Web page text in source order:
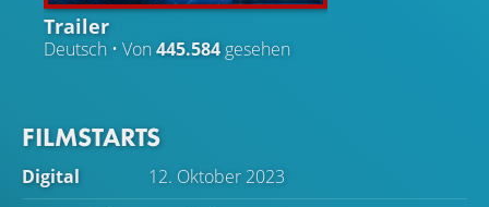
Trailer
Deutsch • Von445.584 gesehen
FILMSTARTS
Digital
12. Oktober 2023